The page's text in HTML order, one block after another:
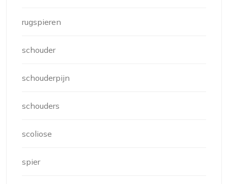
rugspieren
schouder
schouderpijn
schouders
scoliose
spier